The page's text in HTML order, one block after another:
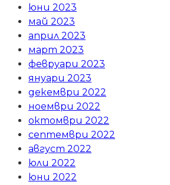
юни 2023
май 2023
април 2023
март 2023
февруари 2023
януари 2023
декември 2022
ноември 2022
октомври 2022
септември 2022
август 2022
юли 2022
юни 2022